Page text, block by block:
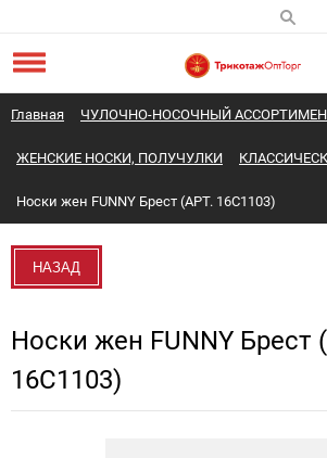
Главная ЧУЛОЧНО-НОСОЧНЫЙ
ЖЕНСКИЕ НОСКИ, ПОЛУЧУЛКИ
Носки жен FUNNY Брест (АРТ. 16С1103)
НАЗАД
Носки жен FUNNY Брест
16С1103)